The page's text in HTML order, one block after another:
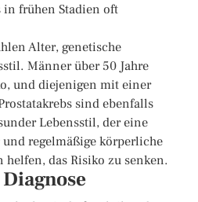
in frühen Stadien oft
Alter, genetische
Männer über 50 Jahre
und diejenigen mit einer
sind ebenfalls
Lebensstil, der eine
regelmäßige körperliche
das Risiko zu senken.